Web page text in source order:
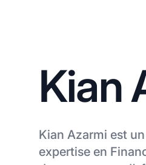
Kian
Kian Azarmi est
expertise en